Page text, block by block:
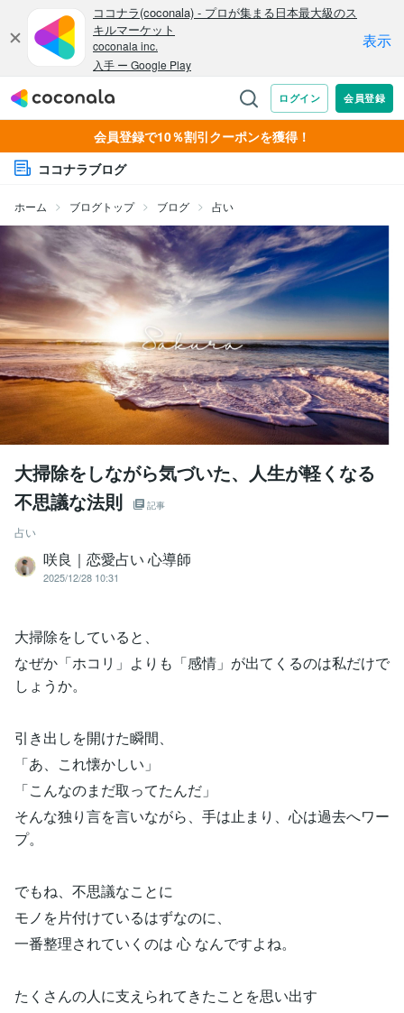
会員登録で10％割引クーポンを獲得！
ココナラブログ
ホーム ブログトップ ブログ 占い
大掃除をしながら気づいた、人生が軽くなる
不思議な法則
記事
占い
咲良｜恋愛占い 心導師
2025/12/28 10:31
大掃除をしていると、
なぜか「ホコリ」よりも「感情」が出てくるのは私だけで
しょうか。
引き出しを開けた瞬間、
「あ、これ懐かしい」
「こんなのまだ取ってたんだ」
そんな独り言を言いながら、手は止まり、心は過去へワー
プ。
でもね、不思議なことに
モノを片付けているはずなのに、
一番整理されていくのは 心 なんですよね。
たくさんの人に支えられてきたことを思い出す